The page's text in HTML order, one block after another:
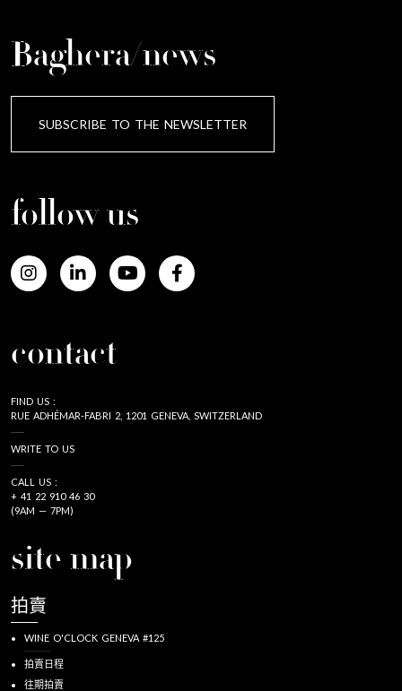
Baghera/news
SUBSCRIBE TO THE NEWSLETTER
follow us
contact
FIND US :
RUE ADHÉMAR-FABRI 2, 1201 GENEVA, SWITZERLAND
WRITE TO US
CALL US :
+ 41 22 910 46 30
(9AM — 7PM)
site map
拍賣
WINE O'CLOCK GENEVA #125
拍賣日程
往期拍賣